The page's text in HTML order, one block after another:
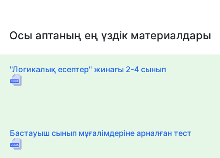
Осы аптаның ең үздік материалдары
"Логикалық есептер" жинағы 2-4 сынып
Бастауыш сынып мұғалімдеріне арналған тест